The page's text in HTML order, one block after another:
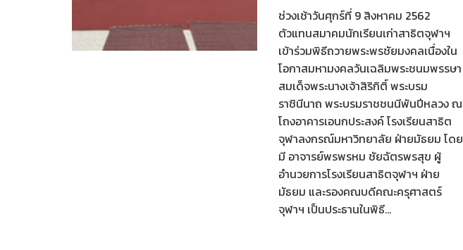
ช่วงเช้าวันศุกร์ที่ 9 สิงหาคม 2562
ตัวแทนสมาคมนักเรียนเก่าสาธิตจุฬาฯ
เข้าร่วมพิธีถวายพระพรชัยมงคลเนื่องใน
โอกาสมหามงคลวันเฉลิมพระชนมพรรษา
สมเด็จพระนางเจ้าสิริกิติ์ พระบรม
ราชินีนาถ พระบรมราชชนนีพันปีหลวง ณ
โถงอาคารเอนกประสงค์ โรงเรียนสาธิต
จุฬาลงกรณ์มหาวิทยาลัย ฝ่ายมัธยม โดย
มี อาจารย์พรพรหม ชัยฉัตรพรสุข ผู้
อำนวยการโรงเรียนสาธิตจุฬาฯ ฝ่าย
มัธยม และรองคณบดีคณะครุศาสตร์
จุฬาฯ เป็นประธานในพิธี...